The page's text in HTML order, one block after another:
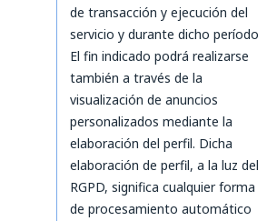
de transacción y ejecución del
servicio y durante dicho período.
El fin indicado podrá realizarse
también a través de la
visualización de anuncios
personalizados mediante la
elaboración del perfil. Dicha
elaboración de perfil, a la luz del
RGPD, significa cualquier forma
de procesamiento automático